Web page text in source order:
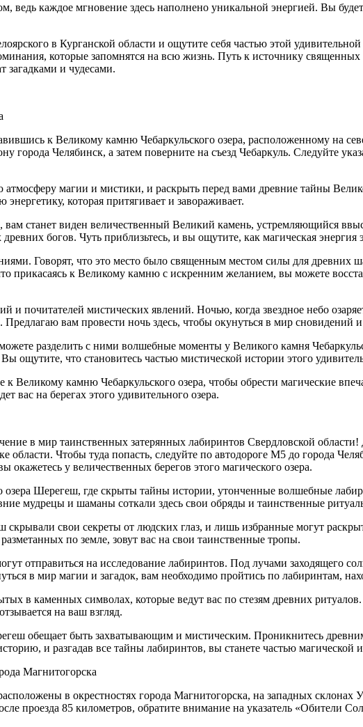
ведь каждое мгновение здесь наполнено уникальной энергией. Вы
в Курганской области и ощутите себя частью этой
которые запомнятся на всю жизнь. Путь к источнику
загадками и чудесами.
к Великому камню Чебаркульского озера, расположенному на
города Челябинск, а затем поверните на съезд Чебаркуль. Следуйте
магии и мистики, и раскрыть перед вами древние тайны
которая притягивает и завораживает.
вам станет виден величественный Великий камень, устремляющийся
богов. Чуть приблизьтесь, и вы ощутите, как магическая энергия
Говорят, что это место было священным местом силы для древних
прикасаясь к Великому камню с искренним желанием, вы можете
и почитателей мистических явлений. Ночью, когда звездное небо
вам провести ночь здесь, чтобы окунуться в мир
разделить с ними волшебные моменты у Великого камня
ощутите, что становитесь частью мистической истории этого
к Великому камню Чебаркульского озера, чтобы обрести магические
вас на берегах этого удивительного озера.
в мир таинственных затерянных лабиринтов Свердловской
области. Чтобы туда попасть, следуйте по автодороге М5 до города
окажетесь у величественных берегов этого магического озера.
озера Шерегеш, где скрыты тайны истории, утонченные волшебные
мудрецы и шаманы соткали здесь свои обряды и таинственные
свои секреты от людских глаз, и лишь избранные могут
по земле, зовут вас на свои таинственные тропы.
отправиться на исследование лабиринтов. Под лучами заходящего
в мир магии и загадок, вам необходимо пройтись по лабиринтам,
в каменных символах, которые ведут вас по стезям древних
на ваш взгляд.
обещает быть захватывающим и мистическим. Проникнитесь
и разгадав все тайны лабиринтов, вы станете частью магической
Магнитогорска
в окрестностях города Магнитогорска, на западных склонах
проезда 85 километров, обратите внимание на указатель «Обители